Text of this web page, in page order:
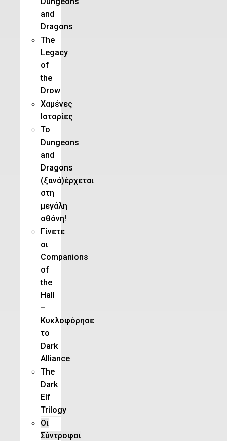
and
Dragons
The
Legacy
of
the
Drow
Χαμένες
Ιστορίες
Το
Dungeons
and
Dragons
(ξανά)έρχεται
στη
μεγάλη
οθόνη!
Γίνετε
οι
Companions
of
the
Hall
–
Κυκλοφόρησε
το
Dark
Alliance
The
Dark
Elf
Trilogy
Οι
Σύντροφοι